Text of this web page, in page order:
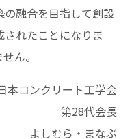
の融合を目指して創設
れたことになりま
ん。
本コンクリート工学会
第28代会長
よしむら・まなぶ